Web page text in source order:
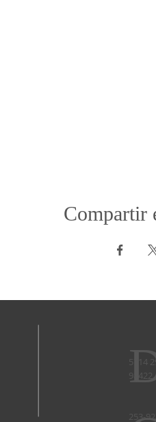
Compartir
5714
98422 ​
253-